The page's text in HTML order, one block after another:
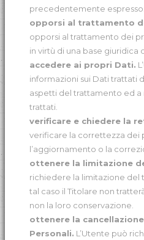
precedentemente espresso.
opporsi al trattamento
opporsi al trattamento dei
in virtù di una base giuridica
accedere ai propri Dati.
informazioni sui Dati trattati
aspetti del trattamento ed
trattati.
verificare e chiedere la
verificare la correttezza dei
l’aggiornamento o la
ottenere la limitazione
richiedere la limitazione del
tal caso il Titolare non
non la loro conservazione.
ottenere la
Personali. L’Utente può